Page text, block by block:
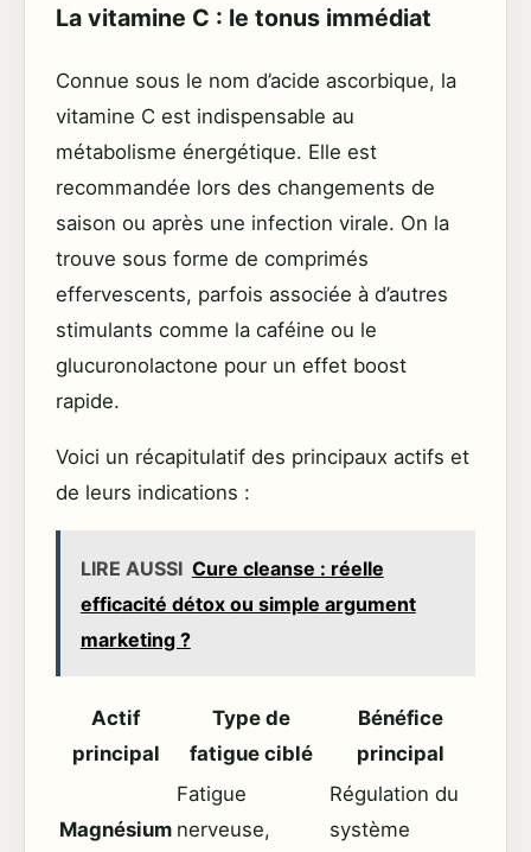
La vitamine C : le tonus immédiat
Connue sous le nom d’acide ascorbique, la
vitamine C est indispensable au
métabolisme énergétique. Elle est
recommandée lors des changements de
saison ou après une infection virale. On la
trouve sous forme de comprimés
effervescents, parfois associée à d’autres
stimulants comme la caféine ou le
glucuronolactone pour un effet boost
rapide.
Voici un récapitulatif des principaux actifs et
de leurs indications :
LIRE AUSSI Cure cleanse : réelle
efficacité détox ou simple argument
marketing ?
Actif
principal
Type de
fatigue ciblé
Bénéfice
principal
Magnésium
Fatigue
nerveuse,
Régulation du
système